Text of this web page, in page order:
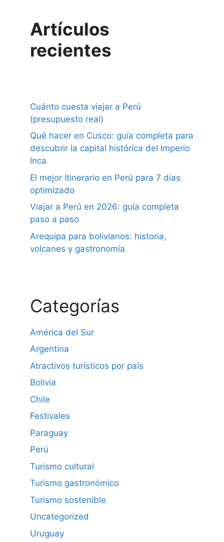
Artículos
recientes
Cuánto cuesta viajar a Perú
(presupuesto real)
Qué hacer en Cusco: guía completa para
descubrir la capital histórica del Imperio
Inca
El mejor Itinerario en Perú para 7 días
optimizado
Viajar a Perú en 2026: guía completa
paso a paso
Arequipa para bolivianos: historia,
volcanes y gastronomía
Categorías
América del Sur
Argentina
Atractivos turísticos por país
Bolivia
Chile
Festivales
Paraguay
Perú
Turismo cultural
Turismo gastronómico
Turismo sostenible
Uncategorized
Uruguay